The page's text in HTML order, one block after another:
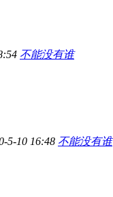
不能没有谁
5-10 16:48 不能没有谁